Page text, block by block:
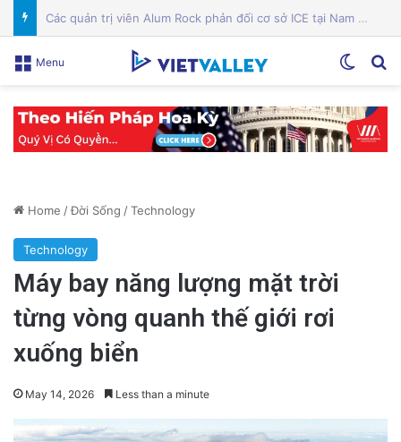
Công an Siết Chặt Quản Lý Người Dùng Mạng Xã Hội: Nhận Diện ‘Phản Động’ Theo Quan Điểm Đảng Cộng Sản Việt Nam
Menu
Home /Đời Sống /Technology
Technology
Máy bay năng lượng mặt trời
từng vòng quanh thế giới rơi
xuống biển
May 14, 2026 Less than a minute